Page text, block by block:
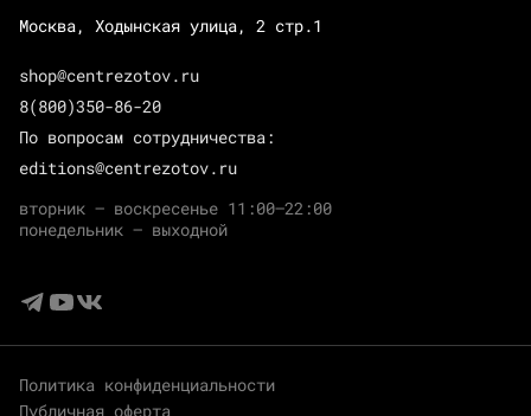
Москва, Ходынская улица, 2 стр.1
shop@centrezotov.ru
8(800)350-86-20
По вопросам сотрудничества:
editions@centrezotov.ru
вторник — воскресенье 11:00–22:00
понедельник — выходной
Политика конфиденциальности
Публичная оферта